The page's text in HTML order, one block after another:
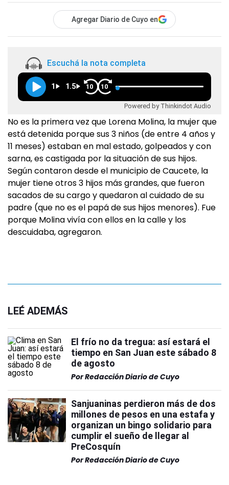
Agregar Diario de Cuyo en
Escuchá la nota completa
1 1.5 10 10
Powered by Thinkindot Audio
No es la primera vez que Lorena Molina, la mujer que
está detenida porque sus 3 niños (de entre 4 años y
11 meses) estaban en mal estado, golpeados y con
sarna, es castigada por la situación de sus hijos.
Según contaron desde el municipio de Caucete, la
mujer tiene otros 3 hijos más grandes, que fueron
sacados de su cargo y quedaron al cuidado de su
padre (que no es el papá de sus hijos menores). Fue
porque Molina vivía con ellos en la calle y los
descuidaba, agregaron.
LEÉ ADEMÁS
El frío no da tregua: así estará el
tiempo en San Juan este sábado 8
de agosto
PorRedacción Diario de Cuyo
Sanjuaninas perdieron más de dos
millones de pesos en una estafa y
organizan un bingo solidario para
cumplir el sueño de llegar al
PreCosquín
PorRedacción Diario de Cuyo